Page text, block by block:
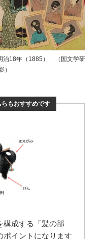
治18年（1885） （国文学研
）
もおすすめです
構成する「髪の部
ポイントになります